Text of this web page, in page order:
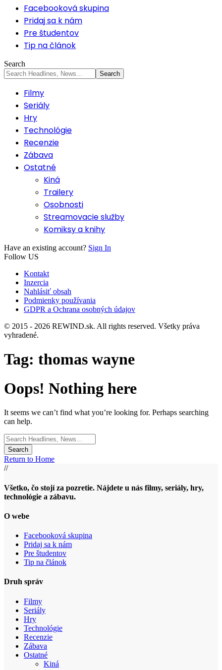
Facebooková skupina
Pridaj sa k nám
Pre študentov
Tip na článok
Search
Filmy
Seriály
Hry
Technológie
Recenzie
Zábava
Ostatné
Kiná
Trailery
Osobnosti
Streamovacie služby
Komiksy a knihy
Have an existing account? Sign In
Follow US
Kontakt
Inzercia
Nahlásiť obsah
Podmienky používania
GDPR a Ochrana osobných údajov
© 2015 - 2026 REWIND.sk. All rights reserved. Všetky práva
vyhradené.
Tag: thomas wayne
Oops! Nothing here
It seems we can’t find what you’re looking for. Perhaps searching
can help.
Search
for:
Return to Home
//
Všetko, čo stojí za pozretie. Nájdete u nás filmy, seriály, hry,
technológie a zábavu.
O webe
Facebooková skupina
Pridaj sa k nám
Pre študentov
Tip na článok
Druh správ
Filmy
Seriály
Hry
Technológie
Recenzie
Zábava
Ostatné
Kiná